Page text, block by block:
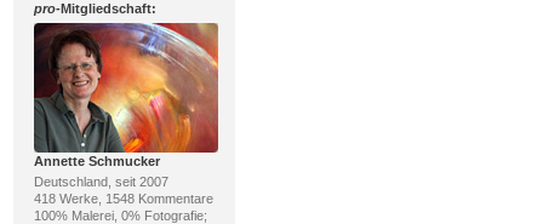
pro-Mitgliedschaft:
Annette Schmucker
Deutschland, seit 2007
418 Werke, 1548 Kommentare
100% Malerei, 0% Fotografie;